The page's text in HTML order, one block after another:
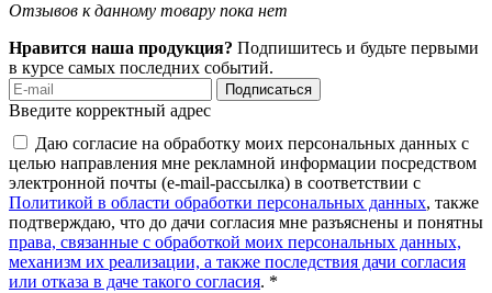
Отзывов к данному товару пока нет
Нравится наша продукция? Подпишитесь и будьте первыми
в курсе самых последних событий.
Подписаться
Введите корректный адрес
Даю согласие на обработку моих персональных данных с
целью направления мне рекламной информации посредством
электронной почты (e-mail-рассылка) в соответствии с
Политикой в области обработки персональных данных, также
подтверждаю, что до дачи согласия мне разъяснены и понятны
права, связанные с обработкой моих персональных данных,
механизм их реализации, а также последствия дачи согласия
или отказа в даче такого согласия. *